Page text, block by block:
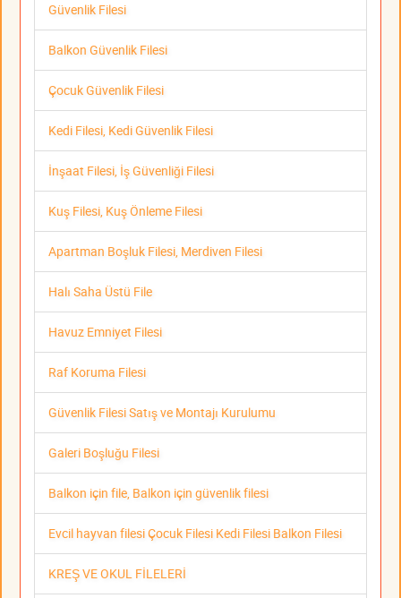
Güvenlik Filesi
Balkon Güvenlik Filesi
Çocuk Güvenlik Filesi
Kedi Filesi, Kedi Güvenlik Filesi
İnşaat Filesi, İş Güvenliği Filesi
Kuş Filesi, Kuş Önleme Filesi
Apartman Boşluk Filesi, Merdiven Filesi
Halı Saha Üstü File
Havuz Emniyet Filesi
Raf Koruma Filesi
Güvenlik Filesi Satış ve Montajı Kurulumu
Galeri Boşluğu Filesi
Balkon için file, Balkon için güvenlik filesi
Evcil hayvan filesi Çocuk Filesi Kedi Filesi Balkon Filesi
KREŞ VE OKUL FİLELERİ